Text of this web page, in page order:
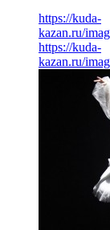
https://kuda-
kazan.ru/
https://kuda-
kazan.ru/